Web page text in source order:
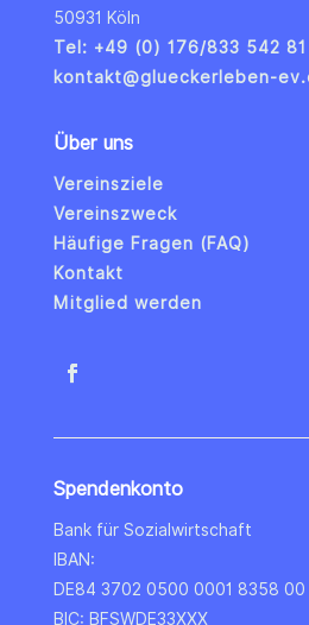
50931 Köln
Tel: +49 (0) 176/833 542 81
kontakt@glueckerleben-
Über uns
Vereinsziele
Vereinszweck
Häufige Fragen (FAQ)
Kontakt
Mitglied werden
Spendenkonto
Bank für Sozialwirtschaft
IBAN:
DE84 3702 0500 0001 8358 00
BIC: BFSWDE33XXX